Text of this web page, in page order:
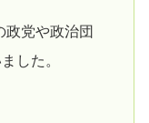
政党や政治団
した。